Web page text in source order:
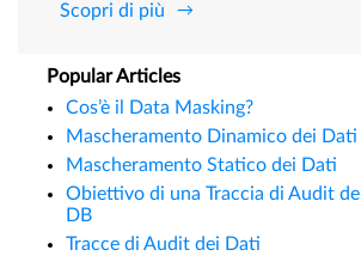
Scopri di più
Popular Articles
Cos’è il Data Masking?
Mascheramento Dinamico dei Dati
Mascheramento Statico dei Dati
Obiettivo di una Traccia di Audit del
DB
Tracce di Audit dei Dati